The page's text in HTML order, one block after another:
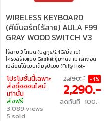
WIRELESS KEYBOARD
(คีย์บอร์ดไร้สาย) AULA F99
GRAY WOOD SWITCH V3
RGB EN/TH - WHITE-
BLUE-BLACK PURPLE
ไร้สาย 3 โหมด (บลูทูธ/2.4G/มีสาย)
โครงสร้างแบบ Gasket ปุ่มกดสามารถถอด
เปลี่ยนได้แบบเต็มรูปแบบ (Fully Hot-
Swappable Keys) เค้าโครง 98% (98%
Layout) เหมาะสำหรับการเล่นเกม, อีสปอร์ต,
และการใช้งานในออฟฟิศ • สวิตช์ : Gray
Wood Switch V3 (Linear) • แสงไฟ : RGB •
คีย์แคป : ภาษาอังกฤษ / ภาษาไทย • เลย์เอาต์
: ANSI • ขนาดคีย์บอร์ด : 98% • การเชื่อมต่อ :
แบบมีสาย (สาย USB-C เป็น USB-A แบบ
โปรโมชั่นนี้เฉพาะ
สั่งซื้อออนไลน์
เท่านั้น
ส่งฟรี
3,089 views
5 sold
2,390.- -4%
2,290.-
ลดทันที 100.-